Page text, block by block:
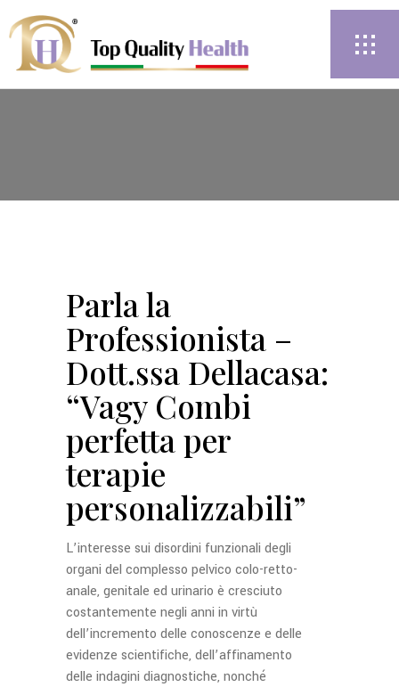
Parla la
Professionista –
Dott.ssa Dellacasa:
“Vagy Combi
perfetta per
terapie
personalizzabili”
L’interesse sui disordini funzionali degli
organi del complesso pelvico colo-retto-
anale, genitale ed urinario è cresciuto
costantemente negli anni in virtù
dell’incremento delle conoscenze e delle
evidenze scientifiche, dell’affinamento
delle indagini diagnostiche, nonché